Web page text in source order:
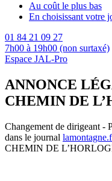
Au coût le plus bas
En choisissant votre
01 84 21 09 27
7h00 à 19h00 (non surtaxé)
Espace JAL-Pro
ANNONCE
CHEMIN DE
Changement de dirigeant -
dans le journal
CHEMIN DE